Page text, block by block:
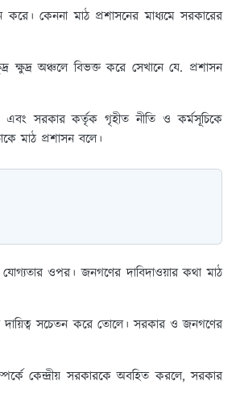
কেননা মাঠ প্রশাসনের মাধ্যমে সরকারের
ক্ষুদ্র অঞ্চলে বিভক্ত করে সেখানে যে. প্রশাসন
সরকার কর্তৃক গৃহীত নীতি ও কর্মসূচিকে
মাঠ প্রশাসন বলে।
ওপর। জনগণের দাবিদাওয়ার কথা মাঠ
দায়িত্ব সচেতন করে তোলে। সরকার ও জনগণের
কেন্দ্রীয় সরকারকে অবহিত করলে, সরকার